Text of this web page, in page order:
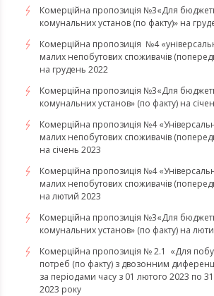
Комерційна пропозиція №3«Для
комунальних установ (по факту)» на
Комерційна пропозиція №4
малих непобутових споживачів
на грудень 2022
​​​​​​​Комерційна пропозиція №3«Для
комунальних установ» (по факту) на
​​​​​​​Комерційна пропозиція №4
малих непобутових споживачів
на січень 2023
​​​​​​​Комерційна пропозиція №4
малих непобутових споживачів
на лютий 2023
Комерційна пропозиція №3«Для
комунальних установ» (по факту) на
Комерційна пропозиція № 2.1 «Для
потреб (по факту) з двозонним
за періодами часу з 01 лютого 2023 по
2023 року